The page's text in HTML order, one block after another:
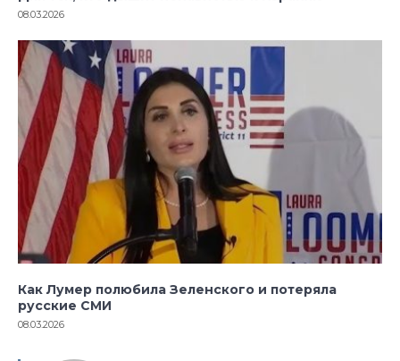
08.03.2026
Как Лумер полюбила Зеленского и потеряла
русские СМИ
08.03.2026